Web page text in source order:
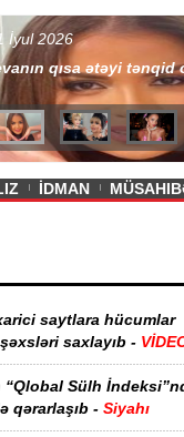
qısa ətəyi tənqid
İDMAN
saytlara hücumlar
saxlayıb -
“Qlobal Sülh
qərarlaşıb - Siyahı